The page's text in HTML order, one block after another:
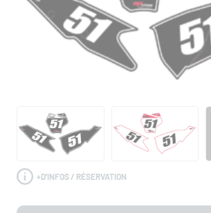
+D'INFOS / RÉSERVATION